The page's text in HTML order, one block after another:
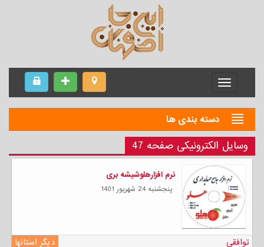
Menu
دسته بندی ها
وسایل الکترونیکی صفحه 47
نرم افزارهلوشیشه بری
پنجشنبه 24 شهریور 1401
دیگر استانها توافقی